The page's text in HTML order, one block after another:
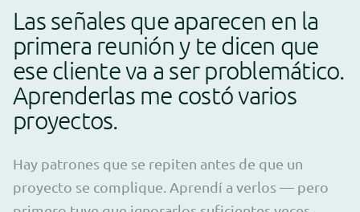
Las señales que aparecen en la
primera reunión y te dicen que
ese cliente va a ser problemático.
Aprenderlas me costó varios
proyectos.
Hay patrones que se repiten antes de que un
proyecto se complique. Aprendí a verlos — pero